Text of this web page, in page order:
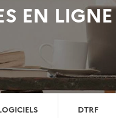
EN LIGNE
DTRF